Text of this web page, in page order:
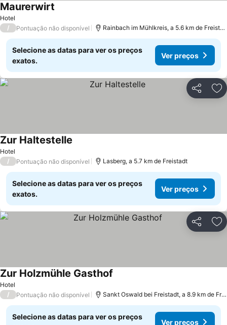
Hotel
Maurerwirt
/ Pontuação não disponível Rainbach im Mühlkreis, a 5.6 km de Freistadt
Selecione as datas para ver os preços
exatos.
Ver preços
Partilhar
Hotel
Zur Haltestelle
/ Pontuação não disponível Lasberg, a 5.7 km de Freistadt
Selecione as datas para ver os preços
exatos.
Ver preços
Partilhar
Hotel
Zur Holzmühle Gasthof
/ Pontuação não disponível Sankt Oswald bei Freistadt, a 8.9 km de Freistadt
Selecione as datas para ver os preços
Ver preços